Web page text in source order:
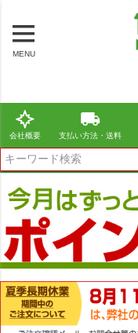
MENU
会社概要 支払い方法・送料